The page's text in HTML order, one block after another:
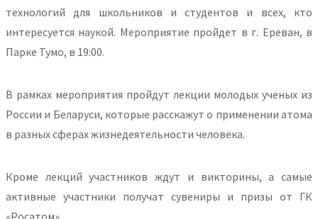
технологий для школьников и студентов и всех, кто
интересуется наукой. Мероприятие пройдет в г. Ереван, в
Парке Тумо, в 19:00.
В рамках мероприятия пройдут лекции молодых ученых из
России и Беларуси, которые расскажут о применении атома
в разных сферах жизнедеятельности человека.
Кроме лекций участников ждут и викторины, а самые
активные участники получат сувениры и призы от ГК
«Росатом».